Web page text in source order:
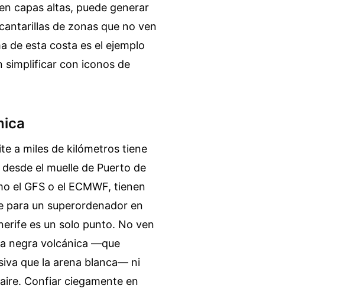
capas altas, puede generar
de zonas que no ven
de esta costa es el ejemplo
simplificar con iconos de
a miles de kilómetros tiene
el muelle de Puerto de
el GFS o el ECMWF, tienen
para un superordenador en
es un solo punto. No ven
negra volcánica —que
que la arena blanca— ni
Confiar ciegamente en